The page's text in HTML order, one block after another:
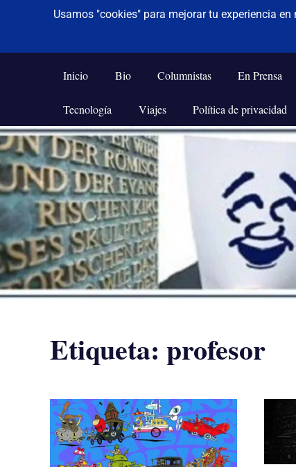
Saltar
al
contenido
De todo un poco
Frases,
Humor,
Tecnología
y
Viajes
Inicio Bio Columnistas En Prensa
Tecnología Viajes Política de privacidad
Etiqueta: profesor